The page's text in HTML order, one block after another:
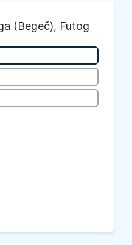
(Begeč), Futog